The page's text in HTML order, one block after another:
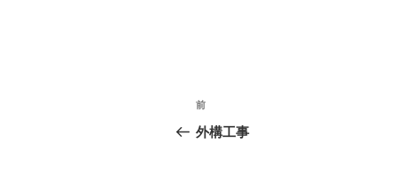
投
稿
前
の
前
外構工事